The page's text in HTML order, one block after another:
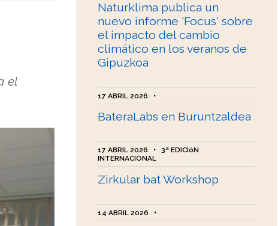
el
Naturklima publica un
nuevo informe 'Focus' sobre
el impacto del cambio
climático en los veranos de
Gipuzkoa
17 ABRIL 2026 •
BateraLabs en Buruntzaldea
17 ABRIL 2026 • 3ª EDICIóN
INTERNACIONAL
Zirkular bat Workshop
14 ABRIL 2026 •